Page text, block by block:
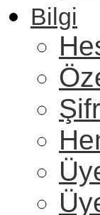
Bilgi